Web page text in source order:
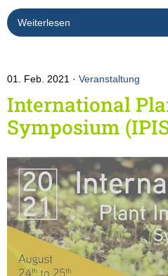
Weiterlesen
01. Feb. 2021 Veranstaltung
International
Symposium